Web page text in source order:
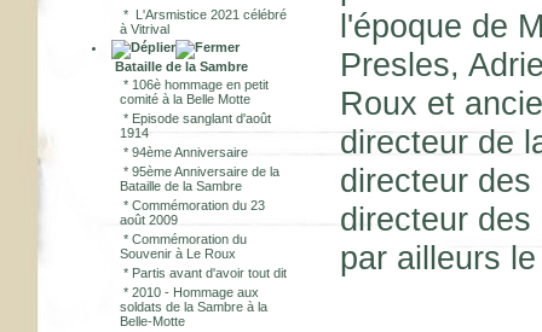
* L'Arsmistice 2021 célébré
à Vitrival
Bataille de la Sambre
* 106è hommage en petit
comité à la Belle Motte
* Episode sanglant d'août
1914
* 94ème Anniversaire
* 95ème Anniversaire de la
Bataille de la Sambre
* Commémoration du 23
août 2009
* Commémoration du
Souvenir à Le Roux
* Partis avant d'avoir tout dit
* 2010 - Hommage aux
soldats de la Sambre à la
Belle-Motte
l'époque de
Presles,
Roux et
directeur de
directeur
directeur
par ailleurs